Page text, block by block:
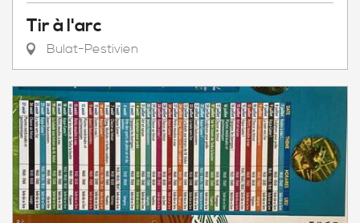
Tir à l'arc
Bulat-Pestivien